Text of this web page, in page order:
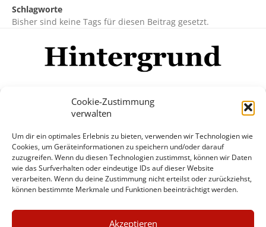
Cookie-Zustimmung
verwalten
Um dir ein optimales Erlebnis zu bieten, verwenden wir Technologien wie
Cookies, um Geräteinformationen zu speichern und/oder darauf
zuzugreifen. Wenn du diesen Technologien zustimmst, können wir Daten
wie das Surfverhalten oder eindeutige IDs auf dieser Website
verarbeiten. Wenn du deine Zustimmung nicht erteilst oder zurückziehst,
können bestimmte Merkmale und Funktionen beeinträchtigt werden.
Akzeptieren
Schlagworte
Bisher sind keine Tags für diesen Beitrag gesetzt.
Mehr
© Copyright Hintergrund.de, 2015 - 2026
Zum Newsletter jetzt kostenlos
anmelden
×